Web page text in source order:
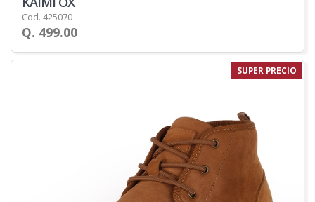
Cod. 425070
Q. 499.00
SUPER PRECIO